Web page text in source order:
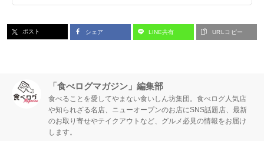
ポスト シェア LINE共有 URLコピー
「食べログマガジン」編集部
食べることを愛してやまない食いしん坊集団。食べログ人気店
や知られざる名店、ニューオープンのお店にSNS話題店、最新
のお取り寄せやテイクアウトなど、グルメ必見の情報をお届け
します。